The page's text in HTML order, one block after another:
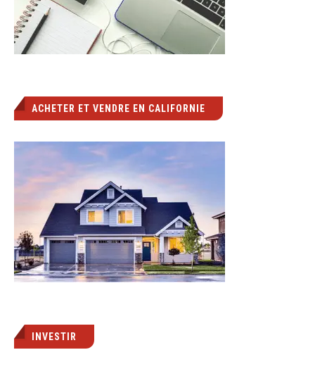
ACHETER ET VENDRE EN CALIFORNIE
INVESTIR